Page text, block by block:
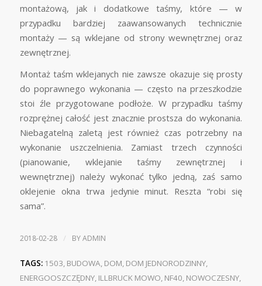
montażową, jak i dodatkowe taśmy, które — w
przypadku bardziej zaawansowanych technicznie
montaży — są wklejane od strony wewnętrznej oraz
zewnętrznej.
Montaż taśm wklejanych nie zawsze okazuje się prosty
do poprawnego wykonania — często na przeszkodzie
stoi źle przygotowane podłoże. W przypadku taśmy
rozprężnej całość jest znacznie prostsza do wykonania.
Niebagatelną zaletą jest również czas potrzebny na
wykonanie uszczelnienia. Zamiast trzech czynności
(pianowanie, wklejanie taśmy zewnętrznej i
wewnętrznej) należy wykonać tylko jedną, zaś samo
oklejenie okna trwa jedynie minut. Reszta “robi się
sama”.
2018-02-28 / BYADMIN
TAGS: 1503, BUDOWA, DOM, DOM JEDNORODZINNY,
ENERGOOSZCZĘDNY, ILLBRUCK MOWO, NF40, NOWOCZESNY,